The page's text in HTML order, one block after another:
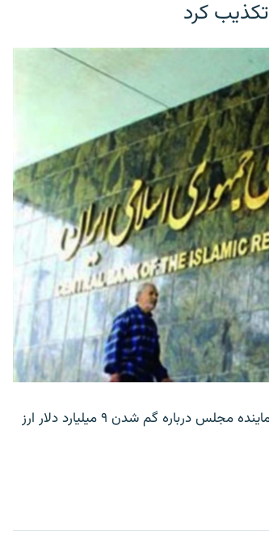
بانک مرکزی ایران روز جمعه با انتشار اطلاعیه‌ای، گفته‌های یک نماینده مجلس درباره گم شدن ۹ میلیارد دلار ارز